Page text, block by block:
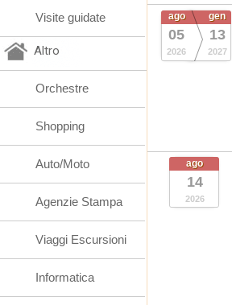
ago
05
2026
gen
13
2027
ago
14
2026
Visite guidate
Altro
Orchestre
Shopping
Auto/Moto
Agenzie Stampa
Viaggi Escursioni
Informatica